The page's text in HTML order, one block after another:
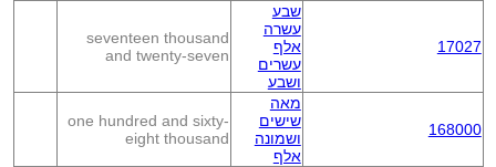
17027
שבע
עשרה
אלף
עשרים
ושבע
seventeen thousand
and twenty-seven
168000
מאה
שישים
ושמונה
אלף
one hundred and sixty-
eight thousand